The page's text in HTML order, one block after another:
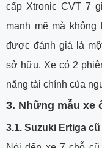
cấp Xtronic CVT 7
mạnh mẽ mà không
được đánh giá là
sở hữu. Xe có 2
năng tài chính của
3. Những mẫu xe
3.1. Suzuki Ertiga